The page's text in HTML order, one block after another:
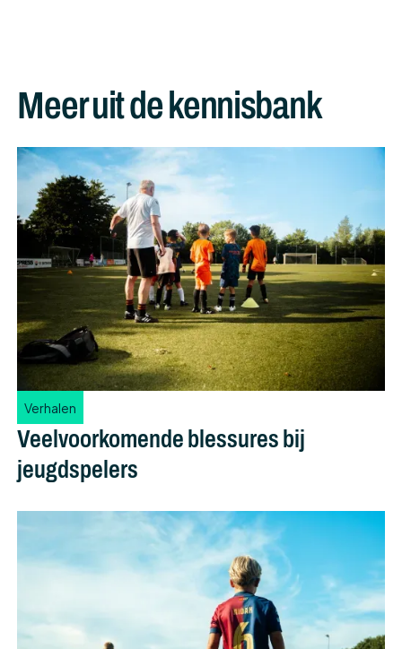
Meer uit de kennisbank
Verhalen
Veelvoorkomende blessures bij
jeugdspelers